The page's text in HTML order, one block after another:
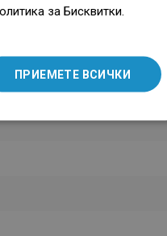
LITHUANIAN
ROMANIAN
за Бисквитки.
ПРИЕМЕТЕ ВСИЧКИ